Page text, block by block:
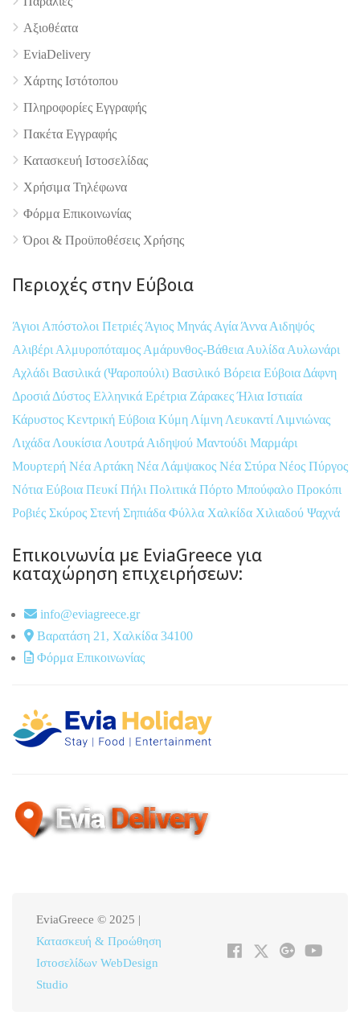
Αξιοθέατα
EviaDelivery
Χάρτης Ιστότοπου
Πληροφορίες Εγγραφής
Πακέτα Εγγραφής
Κατασκευή Ιστοσελίδας
Χρήσιμα Τηλέφωνα
Φόρμα Επικοινωνίας
Όροι & Προϋποθέσεις Xρήσης
Περιοχές στην Εύβοια
Άγιοι Απόστολοι Πετριές Άγιος Μηνάς Αγία Άννα Αιδηψός
Αλιβέρι Αλμυροπόταμος Αμάρυνθος-Βάθεια Αυλίδα Αυλωνάρι
Αχλάδι Βασιλικά (Ψαροπούλι) Βασιλικό Βόρεια Εύβοια Δάφνη
Δροσιά Δύστος Ελληνικά Ερέτρια ΖάρακεςΉλια Ιστιαία
Κάρυστος Κεντρική Εύβοια Κύμη Λίμνη Λευκαντί Λιμνιώνας
Λιχάδα Λουκίσια Λουτρά Αιδηψού Μαντούδι Μαρμάρι
Μουρτερή Νέα Αρτάκη Νέα Λάμψακος Νέα Στύρα Νέος Πύργος
Νότια Εύβοια Πευκί Πήλι Πολιτικά Πόρτο Μπούφαλο Προκόπι
Ροβιές Σκύρος Στενή Σηπιάδα Φύλλα Χαλκίδα Χιλιαδού Ψαχνά
Επικοινωνία με EviaGreece για
καταχώρηση επιχειρήσεων:
info@eviagreece.gr
Βαρατάση 21, Χαλκίδα 34100
Φόρμα Επικοινωνίας
EviaGreece © 2025 |
Κατασκευή & Προώθηση
Ιστοσελίδων WebDesign
Studio